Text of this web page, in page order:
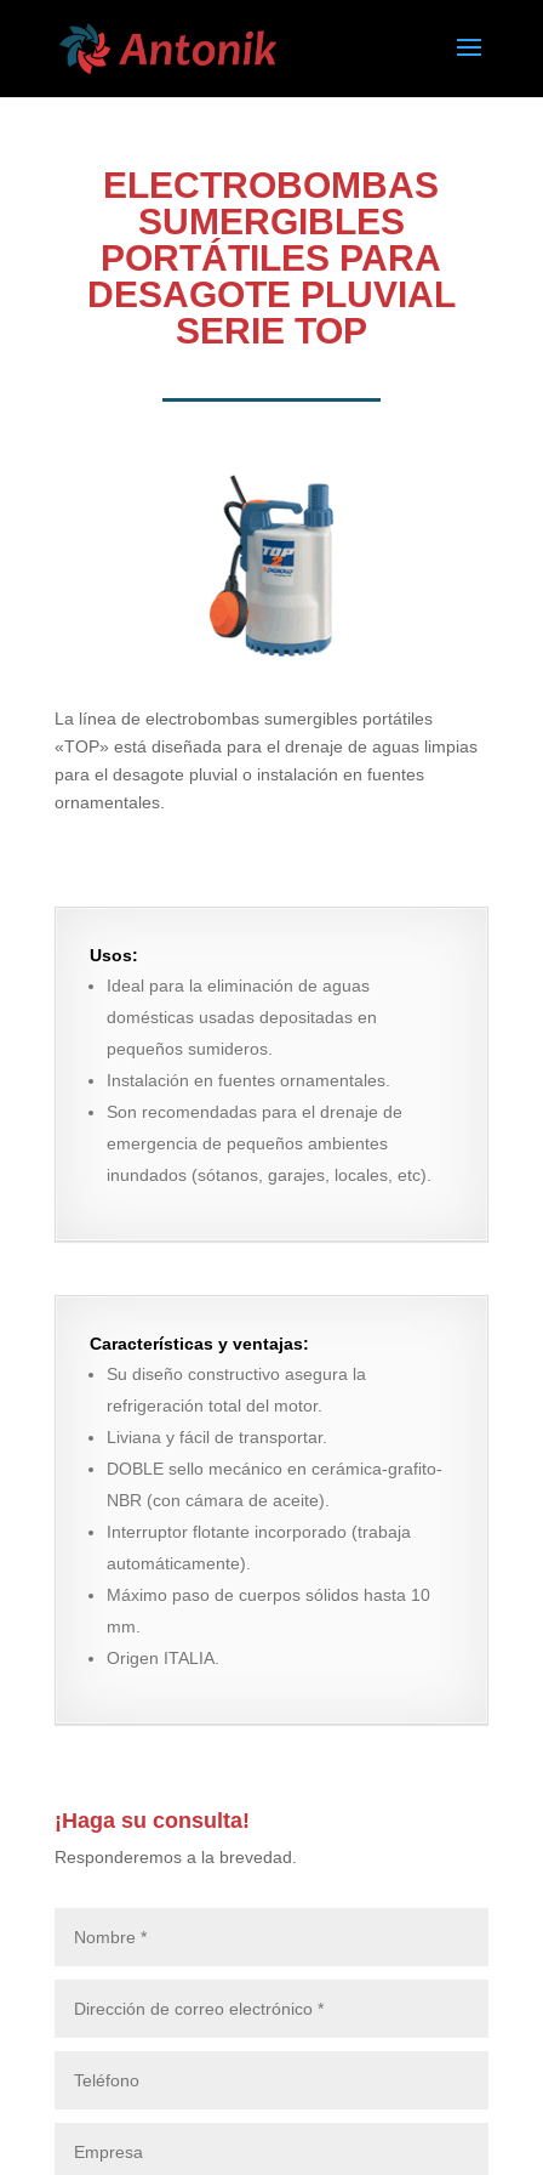
ELECTROBOMBAS
SUMERGIBLES
PORTÁTILES PARA
DESAGOTE PLUVIAL
SERIE TOP
La línea de electrobombas sumergibles portátiles
«TOP» está diseñada para el drenaje de aguas limpias
para el desagote pluvial o instalación en fuentes
ornamentales.
Usos:
Ideal para la eliminación de aguas
domésticas usadas depositadas en
pequeños sumideros.
Instalación en fuentes ornamentales.
Son recomendadas para el drenaje de
emergencia de pequeños ambientes
inundados (sótanos, garajes, locales, etc).
Características y ventajas:
Su diseño constructivo asegura la
refrigeración total del motor.
Liviana y fácil de transportar.
DOBLE sello mecánico en cerámica-grafito-
NBR (con cámara de aceite).
Interruptor flotante incorporado (trabaja
automáticamente).
Máximo paso de cuerpos sólidos hasta 10
mm.
Origen ITALIA.
¡Haga su consulta!
Responderemos a la brevedad.